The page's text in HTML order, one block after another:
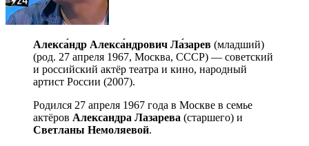
Алекса́ндр Алекса́ндрович Ла́зарев (младший)
(род. 27 апреля 1967, Москва, СССР) — советский
и российский актёр театра и кино, народный
артист России (2007).
Родился 27 апреля 1967 года в Москве в семье
актёров Александра Лазарева (старшего) и
Светланы Немоляевой.